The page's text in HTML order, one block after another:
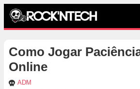
Como Jogar
Online
ADM